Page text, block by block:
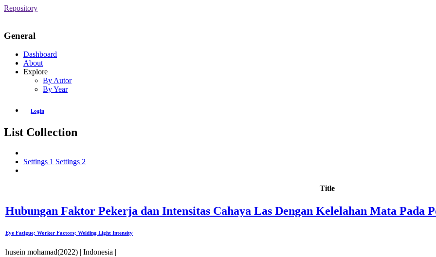
Repository
General
Dashboard
About
Explore
By Autor
By Year
Login
List Collection
Settings 1 Settings 2
Title
Hubungan Faktor Pekerja dan Intensitas Cahaya Las Dengan Kelelahan Mata Pada
Eye Fatigue; Worker Factors; Welding Light Intensity
husein mohamad(2022) | Indonesia |